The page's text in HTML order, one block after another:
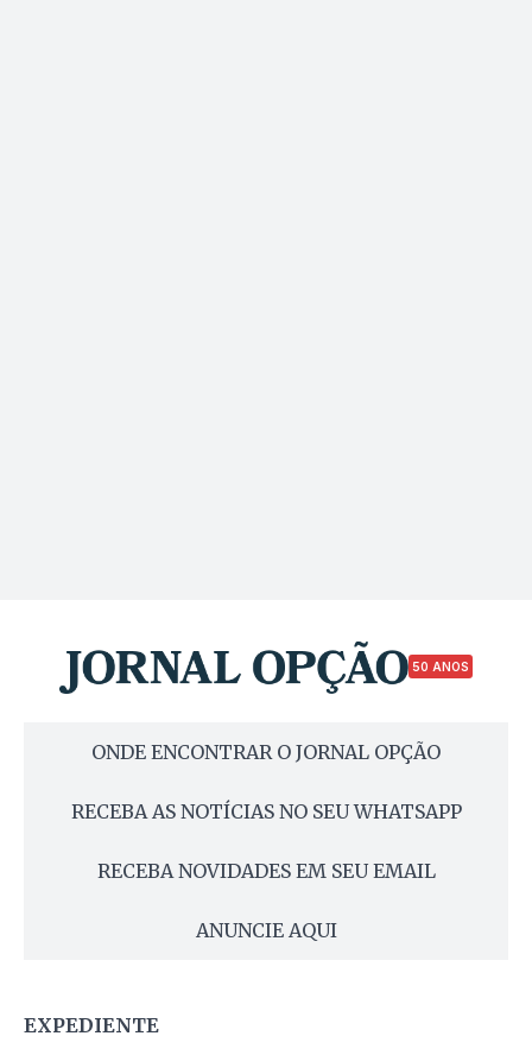
50 ANOS
ONDE ENCONTRAR O JORNAL OPÇÃO
RECEBA AS NOTÍCIAS NO SEU WHATSAPP
RECEBA NOVIDADES EM SEU EMAIL
ANUNCIE AQUI
EXPEDIENTE